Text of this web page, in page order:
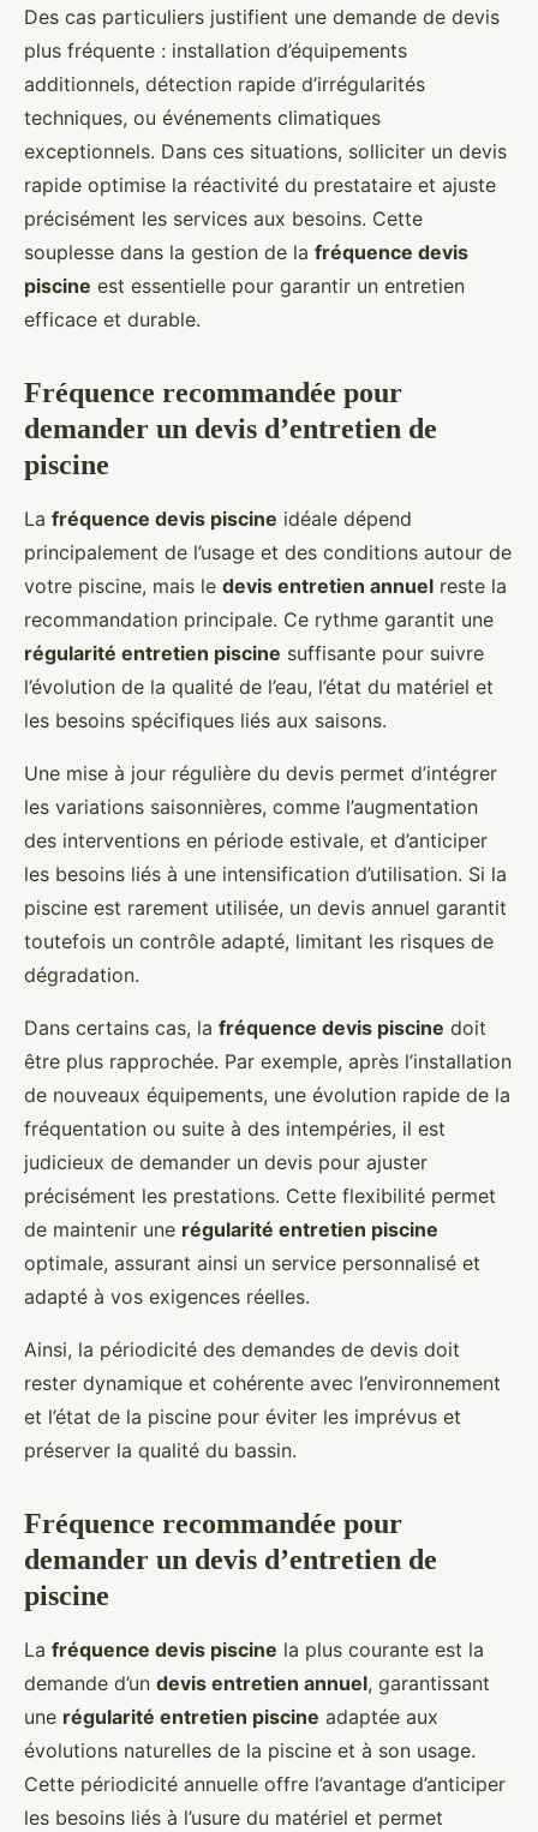
Des cas particuliers justifient une demande de devis
plus fréquente : installation d’équipements
additionnels, détection rapide d’irrégularités
techniques, ou événements climatiques
exceptionnels. Dans ces situations, solliciter un devis
rapide optimise la réactivité du prestataire et ajuste
précisément les services aux besoins. Cette
souplesse dans la gestion de la fréquence devis
piscine est essentielle pour garantir un entretien
efficace et durable.
Fréquence recommandée pour
demander un devis d’entretien de
piscine
La fréquence devis piscine idéale dépend
principalement de l’usage et des conditions autour de
votre piscine, mais le devis entretien annuel reste la
recommandation principale. Ce rythme garantit une
régularité entretien piscine suffisante pour suivre
l’évolution de la qualité de l’eau, l’état du matériel et
les besoins spécifiques liés aux saisons.
Une mise à jour régulière du devis permet d’intégrer
les variations saisonnières, comme l’augmentation
des interventions en période estivale, et d’anticiper
les besoins liés à une intensification d’utilisation. Si la
piscine est rarement utilisée, un devis annuel garantit
toutefois un contrôle adapté, limitant les risques de
dégradation.
Dans certains cas, la fréquence devis piscine doit
être plus rapprochée. Par exemple, après l’installation
de nouveaux équipements, une évolution rapide de la
fréquentation ou suite à des intempéries, il est
judicieux de demander un devis pour ajuster
précisément les prestations. Cette flexibilité permet
de maintenir une régularité entretien piscine
optimale, assurant ainsi un service personnalisé et
adapté à vos exigences réelles.
Ainsi, la périodicité des demandes de devis doit
rester dynamique et cohérente avec l’environnement
et l’état de la piscine pour éviter les imprévus et
préserver la qualité du bassin.
Fréquence recommandée pour
demander un devis d’entretien de
piscine
La fréquence devis piscine la plus courante est la
demande d’un devis entretien annuel, garantissant
une régularité entretien piscine adaptée aux
évolutions naturelles de la piscine et à son usage.
Cette périodicité annuelle offre l’avantage d’anticiper
les besoins liés à l’usure du matériel et permet